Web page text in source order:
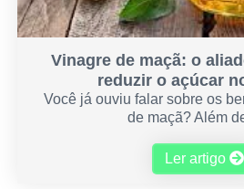
Vinagre de maçã: o
reduzir o açúcar
Você já ouviu falar sobre os
de maçã? Além
Ler artigo